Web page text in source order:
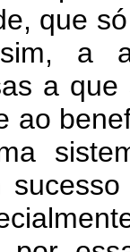
que
a
a
ao